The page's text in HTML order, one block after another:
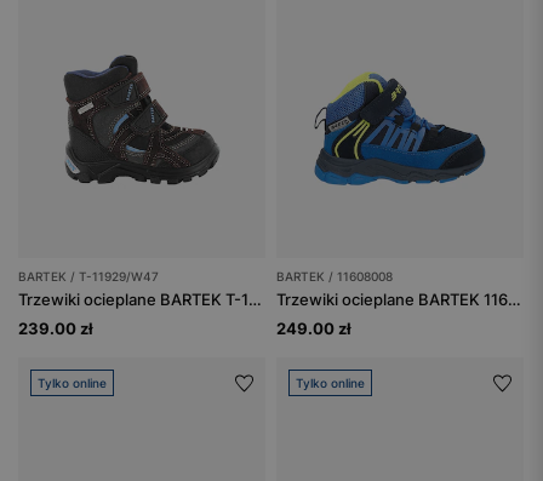
BARTEK / T-11929/W47
Trzewiki ocieplane BARTEK T-11929/W47, brązowo-szary
239.00 zł
BARTEK / 11608008
Trzewiki ocieplane BARTEK 11608008, niebieski
249.00 zł
Tylko online Tylko online